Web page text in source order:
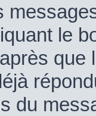
le
que
du